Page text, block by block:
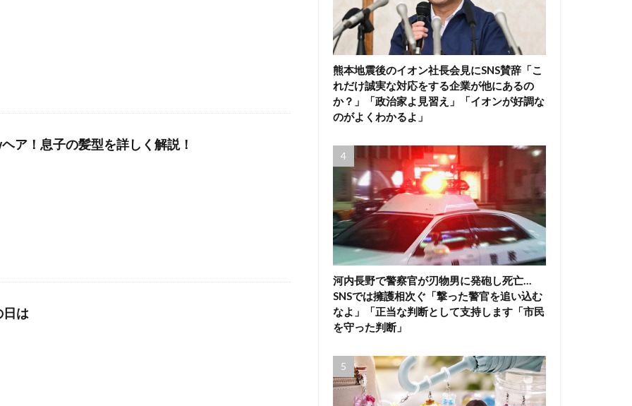
ア！息子の髪型を詳しく解説！
日は
熊本地震後のイオン社長会見にSNS賛辞「こ
れだけ誠実な対応をする企業が他にあるの
か？」「政治家よ見習え」「イオンが好調な
のがよくわかるよ」
河内長野で警察官が刃物男に発砲し死亡…
SNSでは擁護相次ぐ「撃った警官を追い込む
なよ」「正当な判断として支持します「市民
を守った判断」